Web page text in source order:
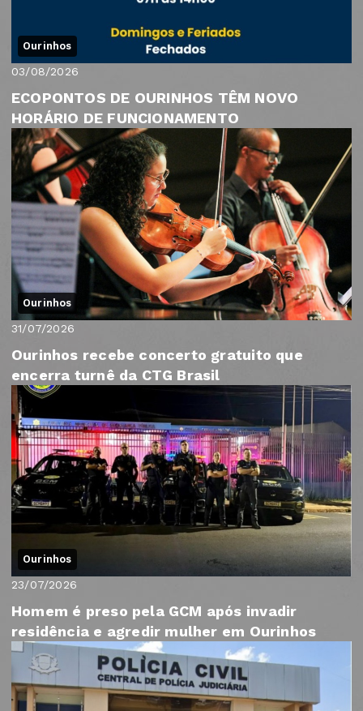
Ourinhos
03/08/2026
ECOPONTOS DE OURINHOS TÊM NOVO
HORÁRIO DE FUNCIONAMENTO
Ourinhos
31/07/2026
Ourinhos recebe concerto gratuito que
encerra turnê da CTG Brasil
Ourinhos
23/07/2026
Homem é preso pela GCM após invadir
residência e agredir mulher em Ourinhos